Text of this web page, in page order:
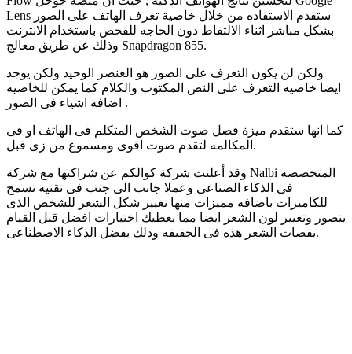
Lens ستقدم الاستفاده من خلال خاصية تعرف الهاتف على الصور
بشكل مباشر اثناء الالتقاط دون الحاجه للفحص باستخدام الانترنت
وذلك عن طريق معالج Snapdragon 855.
ولكن لن يكون التعرف على الصور هو العنصر الوحيد ولكن يوجد
ايضا خاصيه التعرف على النص المكتوب والكلام كما يمكن للخاصيه
اضافة اشياء فى الصور .
كما انها ستقدم ميزة فصل صوت الشخص المتكلم فى الهاتف او فى
المكالمه لتقدم صوت اقوى ومسموع من زى قبل.
وقد أعلنت شركة كوالكم عن شراكتها مع شركة Nalbi المتخصصه
فى الذكاء الصناعى وعملا جانب الى جنب فى تقنيه تسمح
للكاميرات باضافه مميزات منها تغيير شكل الشعر للشخص الذى
يتصور وتغيير لون الشعر ايضا مما يعطيك اختيارات افضل قبل القيام
بقصات الشعر هذه فى الحقيقه وذلك بفضل الذكاء الاصطناعى.